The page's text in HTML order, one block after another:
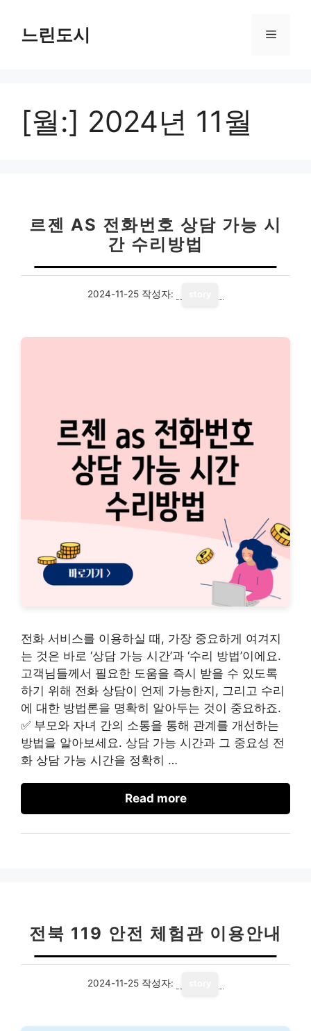
느린도시 메
[월:] 2024년 11월
르젠 AS 전화번호 상담 가능 시
간 수리방법
2024-11-25 작성자:
전화 서비스를 이용하실 때, 가장 중요하게 여겨지
는 것은 바로 ‘상담 가능 시간’과 ‘수리 방법’이에요.
고객님들께서 필요한 도움을 즉시 받을 수 있도록
하기 위해 전화 상담이 언제 가능한지, 그리고 수리
에 대한 방법론을 명확히 알아두는 것이 중요하죠.
✅ 부모와 자녀 간의 소통을 통해 관계를 개선하는
방법을 알아보세요. 상담 가능 시간과 그 중요성 전
화 상담 가능 시간을 정확히 …
Read more
전북 119 안전 체험관 이용안내
2024-11-25 작성자: